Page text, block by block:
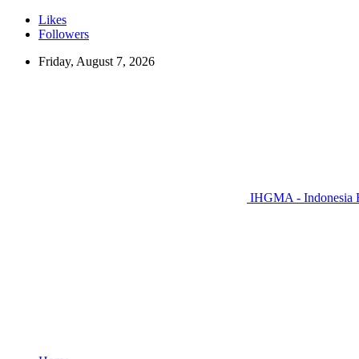
Likes
Followers
Friday, August 7, 2026
IHGMA - Indonesia